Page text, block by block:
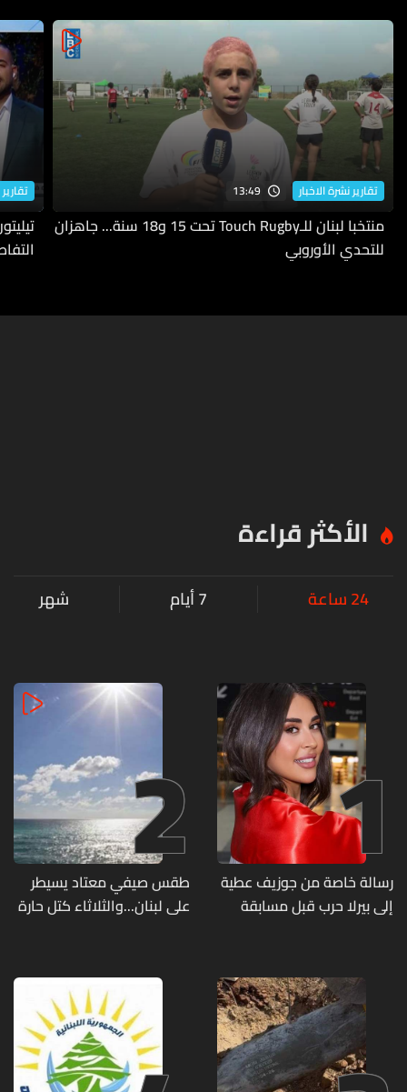
تقارير نشرة الاخبار 13:49
منتخبا لبنان للـTouch Rugby تحت 15 و18 سنة... جاهزان
للتحدي الأوروبي
الأكثر قراءة
24 ساعة 7 أيام شهر
1
رسالة خاصة من جوزيف عطية
إلى بيرلا حرب قبل مسابقة
2
طقس صيفي معتاد يسيطر
على لبنان...والثلاثاء كتل حارة